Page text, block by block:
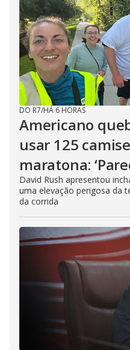
DO R7/HÁ 6 HORAS
Americano
usar 125
maratona:
David Rush apresentou
uma elevação perigosa da
da corrida